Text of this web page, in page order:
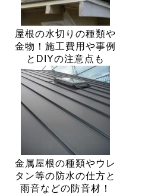
屋根の水切りの種類や
金物！施工費用や事例
とDIYの注意点も
金属屋根の種類やウレ
タン等の防水の仕方と
雨音などの防音材！